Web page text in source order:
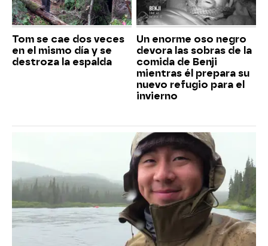
Tom se cae dos veces
en el mismo día y se
destroza la espalda
Un enorme oso negro
devora las sobras de la
comida de Benji
mientras él prepara su
nuevo refugio para el
invierno